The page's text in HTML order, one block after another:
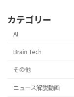
カテゴリー
AI
Brain Tech
その他
ニュース解説動画